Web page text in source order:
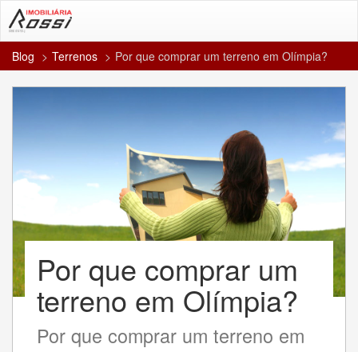
Blog Terrenos Por que comprar um terreno em Olímpia?
Por que comprar um
terreno em Olímpia?
Por que comprar um terreno em